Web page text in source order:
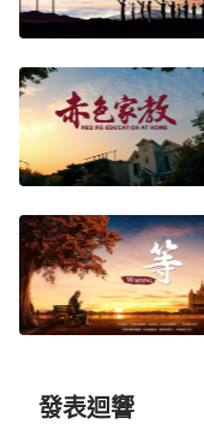
下來。可我一直不
問題的根源揭示出
真是心服口服啊！
深地被這部電影的
冥之中有神的安
途！
隨後，陳志找
解和埋怨，認為信
掌控一切還沒有
發表迴響